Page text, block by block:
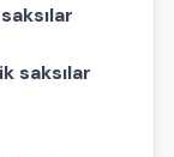
saksılar